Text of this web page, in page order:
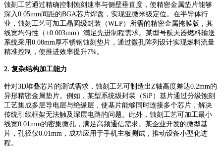
蚀刻工艺通过精确控制蚀刻速率与侧壁垂直度，使精密金属垫片能够
深入 0.05mm间距的BGA芯片焊盘，实现亚微米级定位。在半导体行
业，蚀刻工艺可加工晶圆级封装（WLP）所需的精密金属掩膜版，其
线宽均匀性（±0.003mm）满足先进制程需求。某型号航天器燃料输送
系统采用0.08mm厚不锈钢蚀刻垫片，通过微孔阵列设计实现燃料流量
精准控制，使推进效率提升7%。
2. 复杂结构加工能力
针对3D堆叠芯片的测试需求，蚀刻工艺可制造出Z轴高度差达0.2mm的
异形精密金属垫片。例如，某型系统级封装（SiP）基片通过分级蚀刻
工艺集成多层导电层与绝缘层，使基片能够同时连接多个芯片，解决
传统引线框架无法触及深层电路的问题。此外，蚀刻工艺可加工最小
线宽0.01mm的密集微孔，满足高频通信需求。某企业开发的微型基
片，孔径仅0.01mm，成功应用于手机主板测试，推动设备小型化进
程。